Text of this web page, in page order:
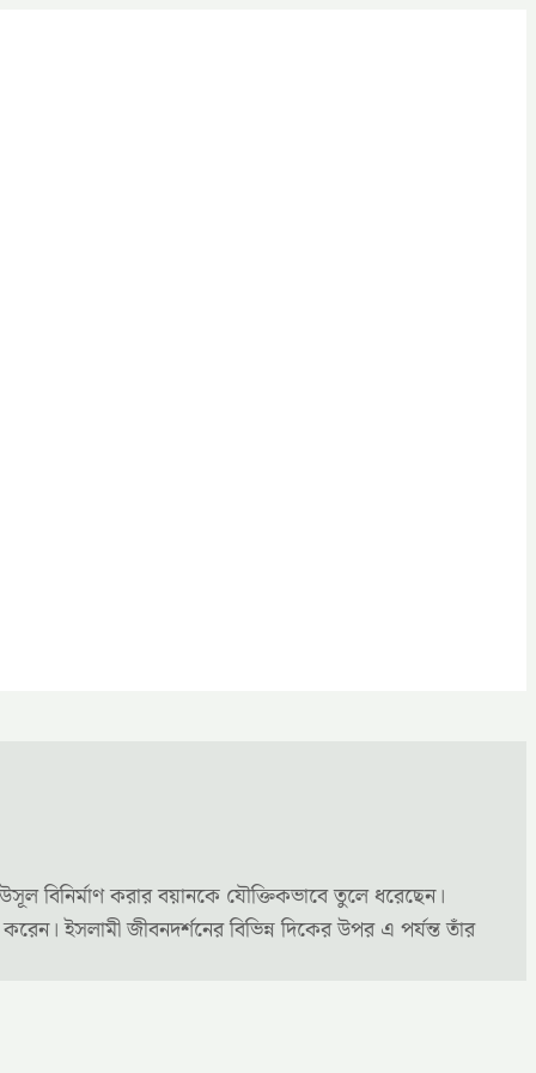
বিনির্মাণ করার বয়ানকে যৌক্তিকভাবে তুলে ধরেছেন।
ইসলামী জীবনদর্শনের বিভিন্ন দিকের উপর এ পর্যন্ত তাঁর